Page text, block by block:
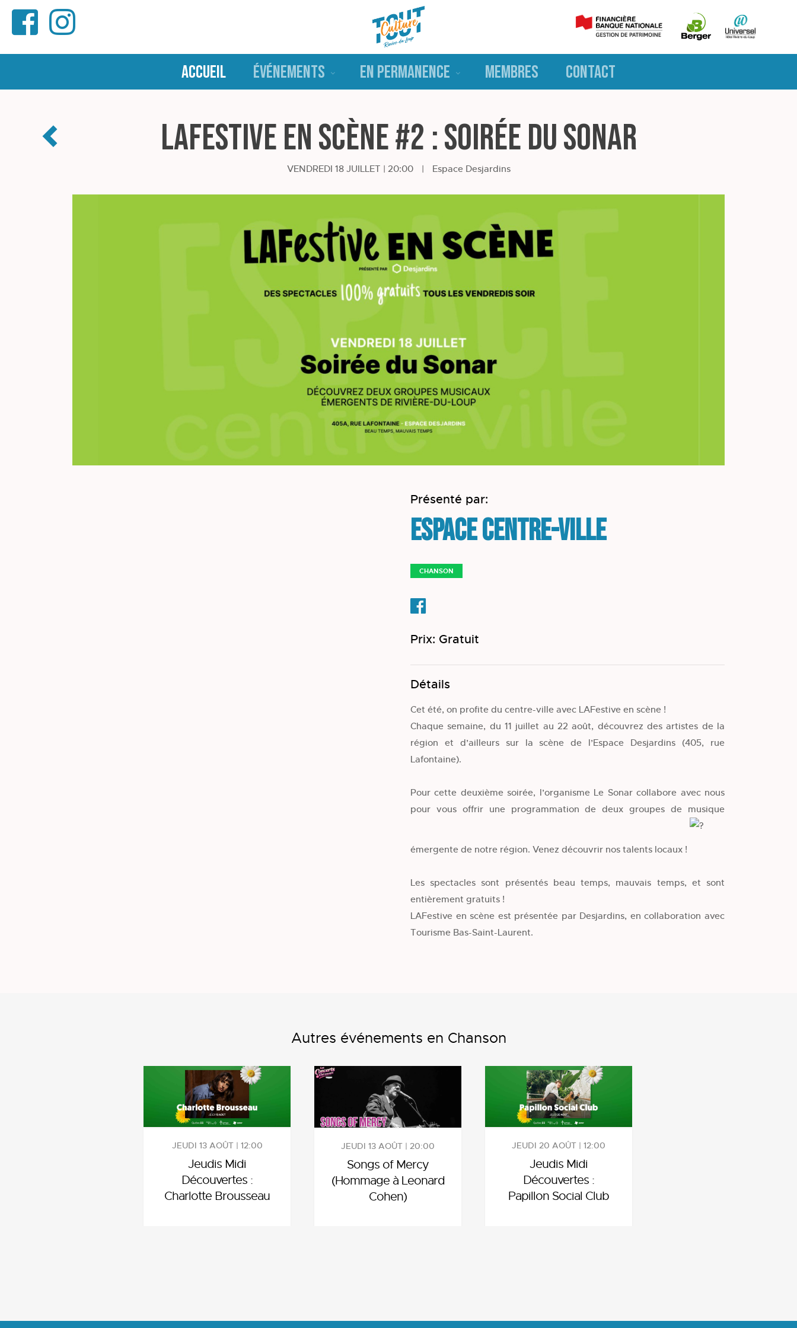
ACCUEIL ÉVÉNEMENTS EN PERMANENCE MEMBRES CONTACT
LAFestive en scène #2 : Soirée du SONAR
VENDREDI 18 JUILLET | 20:00 | Espace Desjardins
Présenté par:
Espace Centre-ville
CHANSON
Prix: Gratuit
Détails
Cet été, on profite du centre-ville avec LAFestive en scène !
Chaque semaine, du 11 juillet au 22 août, découvrez des artistes de la
région et d’ailleurs sur la scène de l’Espace Desjardins (405, rue
Lafontaine).
Pour cette deuxième soirée, l’organisme Le Sonar collabore avec nous
pour vous offrir une programmation de deux groupes de musique
émergente de notre région. Venez découvrir nos talents locaux !
Les spectacles sont présentés beau temps, mauvais temps, et sont
entièrement gratuits !
LAFestive en scène est présentée par Desjardins, en collaboration avec
Tourisme Bas-Saint-Laurent.
Autres événements en Chanson
JEUDI 13 AOÛT | 12:00
Jeudis Midi
Découvertes :
Charlotte Brousseau
JEUDI 13 AOÛT | 20:00
Songs of Mercy
(Hommage à Leonard
Cohen)
JEUDI 20 AOÛT | 12:00
Jeudis Midi
Découvertes :
Papillon Social Club